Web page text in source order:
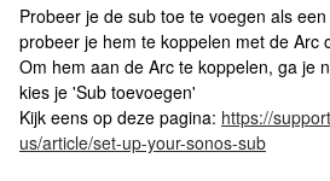
Probeer je de sub toe te voegen als
probeer je hem te koppelen met de Arc
Om hem aan de Arc te koppelen, ga je
kies je 'Sub toevoegen'
Kijk eens op deze pagina: https://
us/article/set-up-your-sonos-sub